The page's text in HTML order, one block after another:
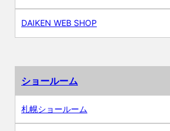
DAIKEN WEB SHOP
ショールーム
札幌ショールーム